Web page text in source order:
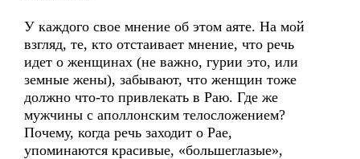
У каждого свое мнение об этом аяте. На мой
взгляд, те, кто отстаивает мнение, что речь
идет о женщинах (не важно, гурии это, или
земные жены), забывают, что женщин тоже
должно что-то привлекать в Раю. Где же
мужчины с аполлонским телосложением?
Почему, когда речь заходит о Рае,
упоминаются красивые, «большеглазые»,